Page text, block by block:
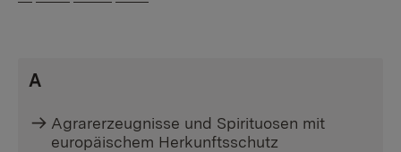
A
Agrarerzeugnisse und Spirituosen mit
europäischem Herkunftsschutz